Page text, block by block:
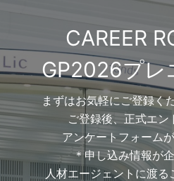
CAREER
GP2026プレ
まずはお気軽にご登録く
ご登録後、正式エン
アンケートフォーム
＊申し込み情報が
人材エージェントに渡る